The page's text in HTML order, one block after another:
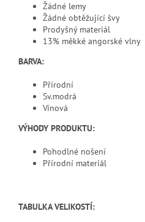
Žádné lemy
Žádné obtěžující švy
Prodyšný materiál
13% měkké angorské vlny
BARVA:
Přírodní
Sv.modrá
Vínová
VÝHODY PRODUKTU:
Pohodlné nošení
Přírodní materiál
TABULKA VELIKOSTÍ: